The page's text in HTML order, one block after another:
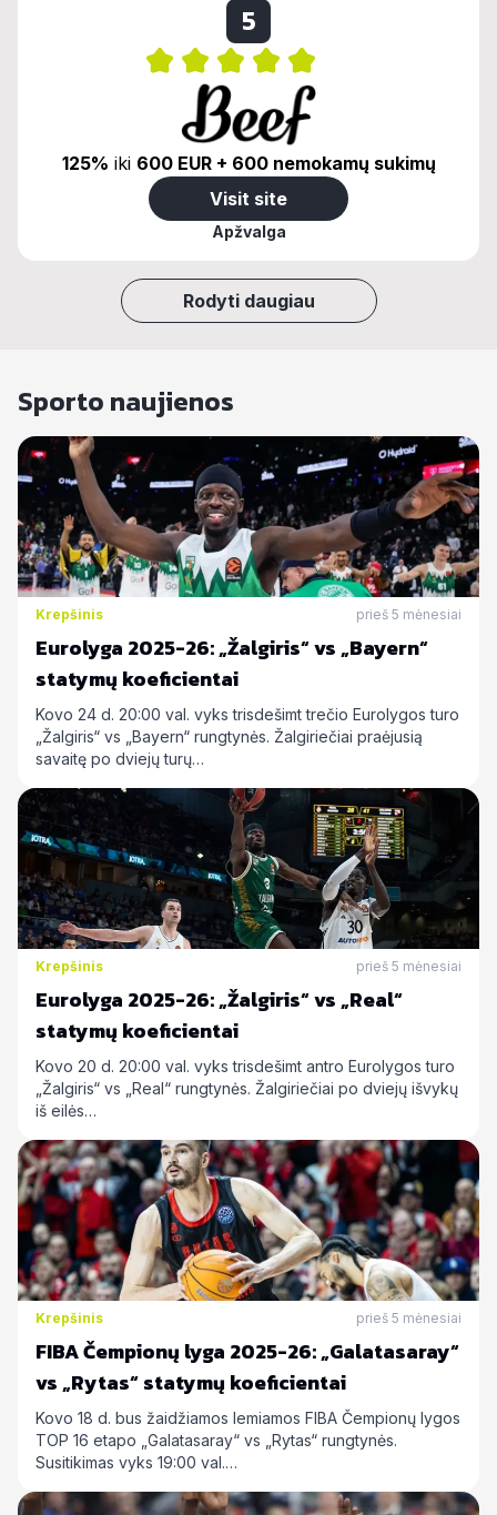
5
125% iki 600 EUR + 600 nemokamų sukimų
Visit site
Apžvalga
Rodyti daugiau
Sporto naujienos
Krepšinis prieš 5 mėnesiai
Eurolyga 2025-26: „Žalgiris“ vs „Bayern“
statymų koeficientai
Kovo 24 d. 20:00 val. vyks trisdešimt trečio Eurolygos turo
„Žalgiris“ vs „Bayern“ rungtynės. Žalgiriečiai praėjusią
savaitę po dviejų turų…
Krepšinis prieš 5 mėnesiai
Eurolyga 2025-26: „Žalgiris“ vs „Real“
statymų koeficientai
Kovo 20 d. 20:00 val. vyks trisdešimt antro Eurolygos turo
„Žalgiris“ vs „Real“ rungtynės. Žalgiriečiai po dviejų išvykų
iš eilės…
Krepšinis prieš 5 mėnesiai
FIBA Čempionų lyga 2025-26: „Galatasaray“
vs „Rytas“ statymų koeficientai
Kovo 18 d. bus žaidžiamos lemiamos FIBA Čempionų lygos
TOP 16 etapo „Galatasaray“ vs „Rytas“ rungtynės.
Susitikimas vyks 19:00 val.…